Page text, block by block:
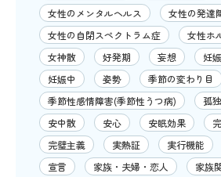
女性のメンタルヘルス
女性の発達
女性の自閉スペクトラム症
女性ホ
女神散
好発期 妄想
妊
妊娠中
姿勢 季節の変わり目
季節性感情障害(季節性うつ病)
孤
安中散
安心 安眠効果
完璧主義
実熱証 実行機能
宣言
家族・夫婦・恋人 家族